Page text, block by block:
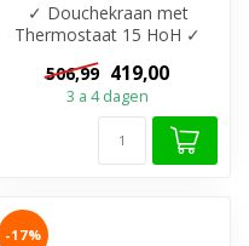
✓ Douchekraan met
Thermostaat 15 HoH ✓
Cool-touch ✓ Beschikbaar
in 7 kleuren ✓ M...
506,99 419,00
3 a 4 dagen
-17%